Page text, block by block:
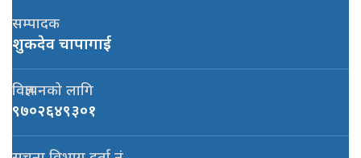
सम्पादक
शुकदेव चापागाई
विज्ञापनको लागि
९७०२६४९३०१